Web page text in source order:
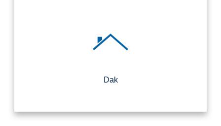
Dak